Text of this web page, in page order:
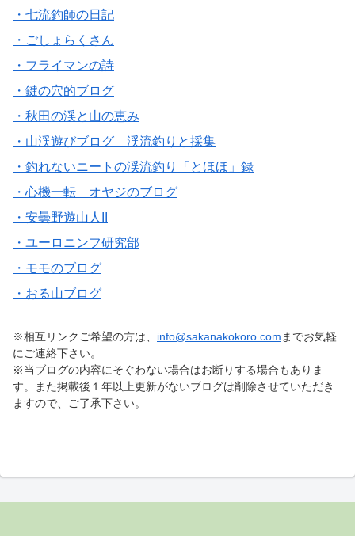
・七流釣師の日記
・ごしょらくさん
・フライマンの詩
・鍵の穴的ブログ
・秋田の渓と山の恵み
・山渓遊びブログ 渓流釣りと採集
・釣れないニートの渓流釣り「とほほ」録
・心機一転 オヤジのブログ
・安曇野遊山人II
・ユーロニンフ研究部
・モモのブログ
・おる山ブログ
※相互リンクご希望の方は、 info@sakanakokoro.com までお気軽
にご連絡下さい。
※当ブログの内容にそぐわない場合はお断りする場合もありま
す。また掲載後１年以上更新がないブログは削除させていただき
ますので、ご了承下さい。